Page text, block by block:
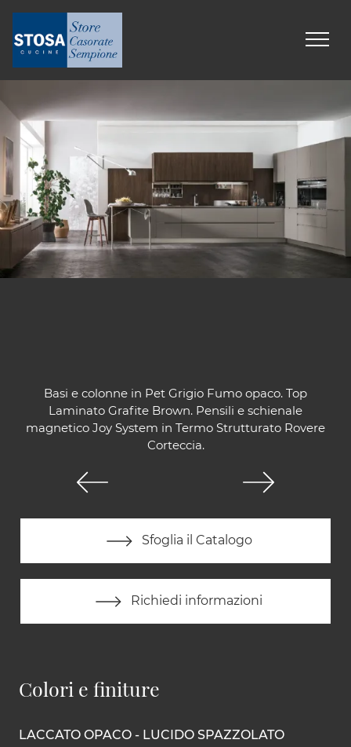
Basi e colonne in Pet Grigio Fumo opaco. Top
Laminato Grafite Brown. Pensili e schienale
magnetico Joy System in Termo Strutturato Rovere
Corteccia.
Sfoglia il Catalogo
Richiedi informazioni
Colori e finiture
LACCATO OPACO - LUCIDO SPAZZOLATO